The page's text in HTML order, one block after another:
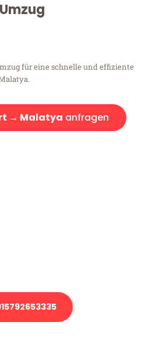
für eine schnelle und effiziente
→ Malatya anfragen